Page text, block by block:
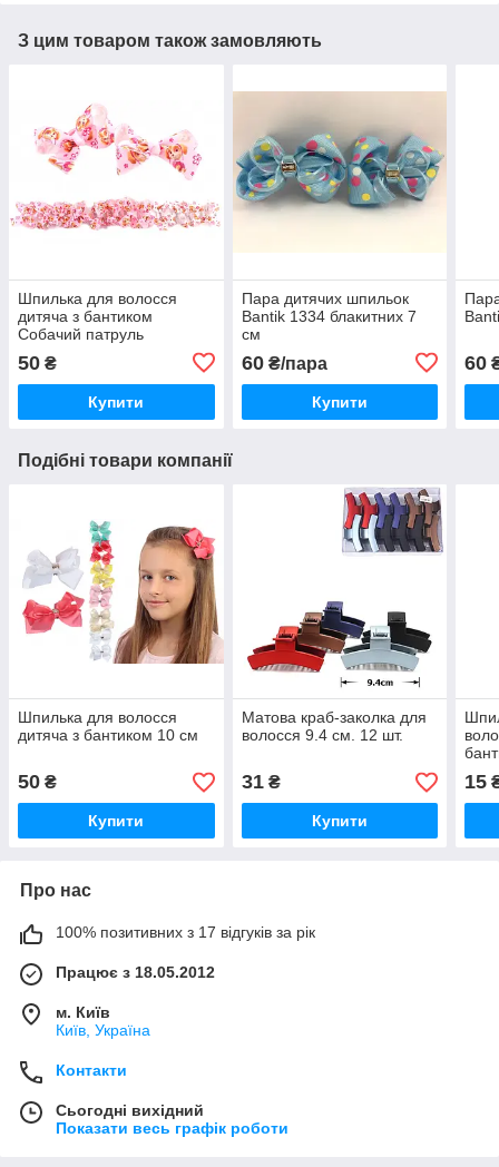
З цим товаром також замовляють
Шпилька для волосся
дитяча з бантиком
Собачий патруль
50 ₴
Купити
Пара дитячих шпильок
Bantik 1334 блакитних 7
см
60₴/пара
Купити
60
Подібні товари компанії
Шпилька для волосся
дитяча з бантиком 10 см
50 ₴
Купити
Матова краб-заколка для
волосся 9.4 см. 12 шт.
31₴
Купити
15
Про нас
100% позитивних з 17 відгуків за рік
Працює з 18.05.2012
м. Київ
Київ, Україна
Контакти
Сьогодні вихідний
Показати весь графік роботи